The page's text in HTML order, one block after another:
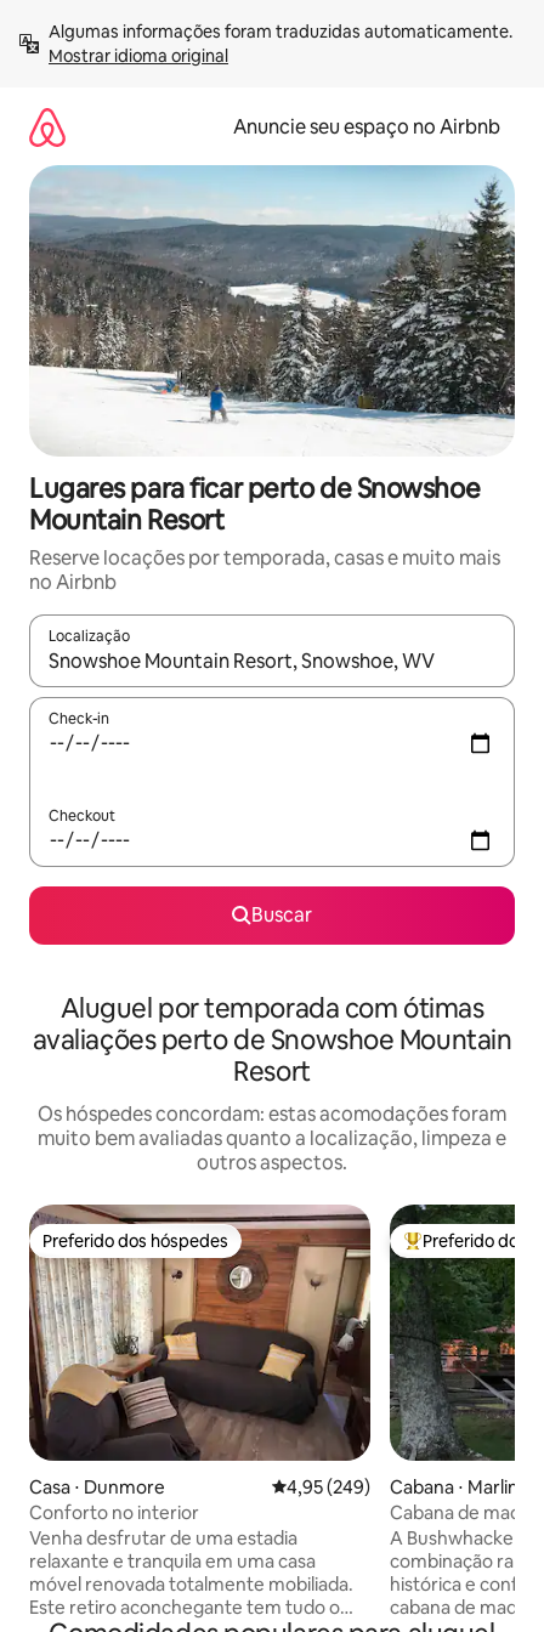
para
Mostrar idioma original
Anuncie seu espaço no Airbnb
Lugares para ficar perto de Snowshoe
Mountain Resort
Reserve locações por temporada, casas e muito mais
no Airbnb
Localização
Quando os resultados estiverem disponíveis, explore-os
Check-in
Checkout
Buscar
Aluguel por temporada com ótimas
avaliações perto de Snowshoe Mountain
Resort
Os hóspedes concordam: estas acomodações foram
muito bem avaliadas quanto a localização, limpeza e
outros aspectos.
Preferido dos hóspedes
Preferido dos hóspedes
Casa ⋅ Dunmore 4,95 de uma avaliação média de
4,95 (249)
Conforto no interior
Venha desfrutar de uma estadia
relaxante e tranquila em uma casa
móvel renovada totalmente mobiliada.
Este retiro aconchegante tem tudo o
Entre os
Preferido dos
Cabana ⋅
Cabana de
perto de
A Bushwhacker
combinação rara
histórica e
cabana de